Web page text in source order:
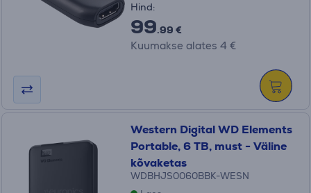
Hind:
99.99 €
Kuumakse alates 4 €
Western Digital WD Elements
Portable, 6 TB, must - Väline
kõvaketas
WDBHJS0060BBK-WESN